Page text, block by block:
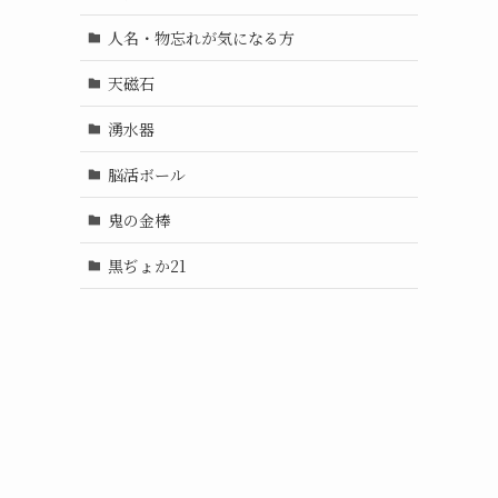
人名・物忘れが気になる方
天磁石
湧水器
脳活ボール
鬼の金棒
黒ぢょか21